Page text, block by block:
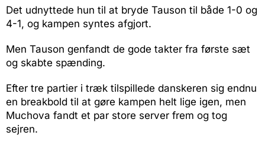
Det udnyttede hun til at bryde Tauson til både 1-0 og
4-1, og kampen syntes afgjort.
Men Tauson genfandt de gode takter fra første sæt
og skabte spænding.
Efter tre partier i træk tilspillede danskeren sig endnu
en breakbold til at gøre kampen helt lige igen, men
Muchova fandt et par store server frem og tog
sejren.